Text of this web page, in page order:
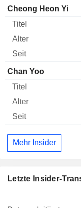
Cheong Heon Yi
Chan Yoo
Mehr Insider
Letzte Insider-